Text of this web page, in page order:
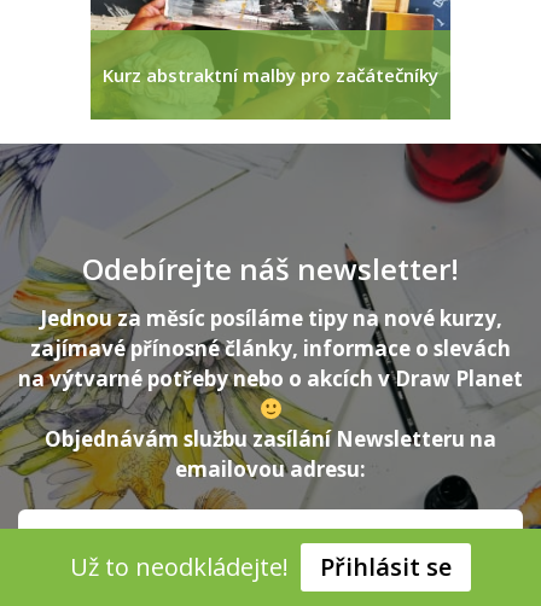
Už to neodkládejte! Přihlásit se
Kurz abstraktní malby pro začátečníky
Odebírejte náš newsletter!
Jednou za měsíc posíláme tipy na nové kurzy,
zajímavé přínosné články, informace o slevách
na výtvarné potřeby nebo o akcích v Draw Planet
Objednávám službu zasílání Newsletteru na
emailovou adresu: